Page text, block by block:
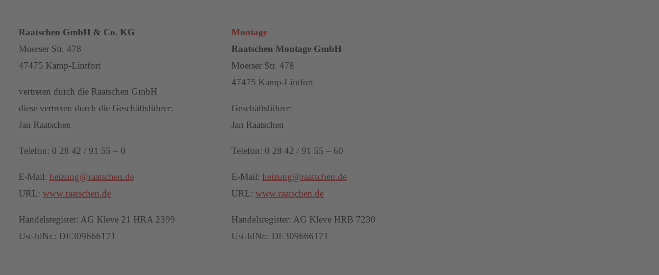
Raatschen GmbH & Co. KG
Moerser Str. 478
47475 Kamp-Lintfort
vertreten durch die Raatschen GmbH
diese vertreten durch die Geschäftsführer:
Jan Raatschen
Telefon: 0 28 42 / 91 55 – 0
E-Mail: heizung@raatschen.de
URL: www.raatschen.de
Handelsregister: AG Kleve 21 HRA 2399
Ust-IdNr.: DE309666171
Montage
Raatschen Montage GmbH
Moerser Str. 478
47475 Kamp-Lintfort
Geschäftsführer:
Jan Raatschen
Telefon: 0 28 42 / 91 55 – 60
E-Mail: heizung@raatschen.de
URL: www.raatschen.de
Handelsregister: AG Kleve HRB 7230
Ust-IdNr.: DE309666171